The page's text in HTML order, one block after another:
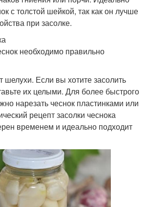
с толстой шейкой, так как он лучше
при засолке.
необходимо правильно
шелухи. Если вы хотите засолить
их целыми. Для более быстрого
нарезать чеснок пластинками или
рецепт засолки чеснока
временем и идеально подходит